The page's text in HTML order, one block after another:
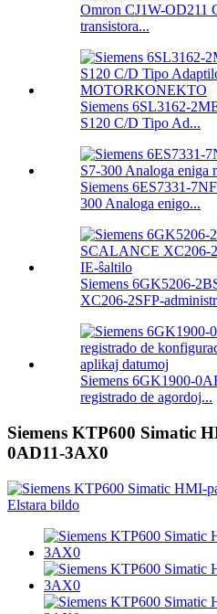
Omron CJ1W-OD211
transistora...
Siemens 6SL3162-
S120 C/D Tipo Ad...
Siemens 6ES7331-
300 Analoga enigo...
Siemens 6GK5206-
XC206-2SFP-
Siemens 6GK1900-
registrado de agordoj...
Siemens KTP600 Simatic
0AD11-3AX0